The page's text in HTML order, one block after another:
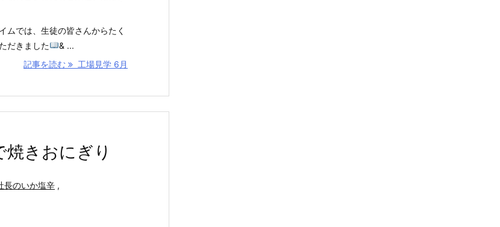
ムでは、生徒の皆さんからたく
だきました
& ...
記事を読む
工場見学 6月
焼きおにぎり
長のいか塩辛 ,